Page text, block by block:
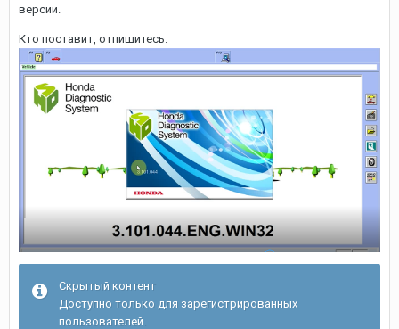
версии.
Кто поставит, отпишитесь.
Скрытый контент
Доступно только для зарегистрированных
пользователей.